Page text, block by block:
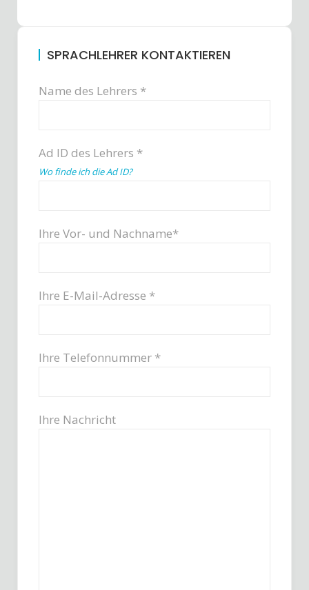
SPRACHLEHRER KONTAKTIEREN
Name des Lehrers *
Ad ID des Lehrers *
Wo finde ich die Ad ID?
Ihre Vor- und Nachname*
Ihre E-Mail-Adresse *
Ihre Telefonnummer *
Ihre Nachricht